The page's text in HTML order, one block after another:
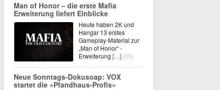
Man of Honor – die erste Mafia
Erweiterung liefert Einblicke
Heute haben 2K und
Hangar 13 erstes
Gameplay-Material zur
„Man of Honor“ -
Erweiterung […] (00)
Neue Sonntags-Dokusoap: VOX
startet die «Pfandhaus-Profis»